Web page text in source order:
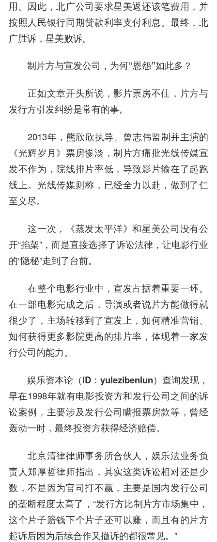
用。因此，北广公司要求星美返还该笔费用，并
按照人民银行同期贷款利率支付利息。最终，北
广胜诉，星美败诉。
制片方与宣发公司，为何“恩怨”如此多？
正如文章开头所说，影片票房不佳，片方与
发行方引发纠纷是常有的事。
2013年，熊欣欣执导、曾志伟监制并主演的
《光辉岁月》票房惨淡，制片方痛批光线传媒宣
发不作为，院线排片率低，导致影片输在了起跑
线上。 光线传媒则称，已经全力以赴，做到了仁
至义尽。
这一次，《蒸发太平洋》和星美公司没有公
开“掐架”，而是直接选择了诉讼法律，让电影行业
的“隐秘”走到了台前。
在整个电影行业中，宣发占据着重要一环。
在一部电影完成之后，导演或者说片方能做得就
很少了，主场转移到了宣发上，如何精准营销、
如何获得更多影院更高的排片率，体现着一家发
行公司的能力。
娱乐资本论（ID：yulezibenlun）查询发现，
早在1998年就有电影投资方和发行公司之间的诉
讼案例，主要涉及发行公司瞒报票房款等，曾经
轰动一时，最终投资方获得经济赔偿。
北京清律律师事务所合伙人，娱乐法业务负
责人郑厚哲律师指出，其实这类诉讼相对还是少
数，不是因为官司打不赢，主要是国内发行公司
的垄断程度太高了，“发行方比制片方市场集中，
这个片子赔钱下个片子还可以赚，而且有的片方
起诉后因为后续合作又撤诉的都很常见。”